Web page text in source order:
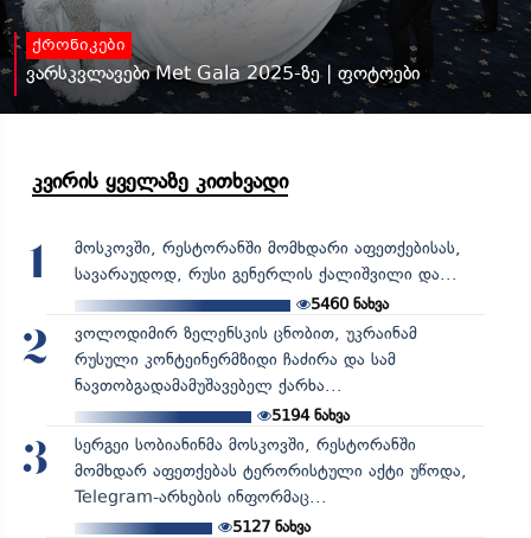
ქრონიკები
ვარსკვლავები Met Gala 2025-ზე | ფოტოები
კვირის ყველაზე კითხვადი
1
მოსკოვში, რესტორანში მომხდარი აფეთქებისას,
სავარაუდოდ, რუსი გენერლის ქალიშვილი და...
5460ნახვა
2
ვოლოდიმირ ზელენსკის ცნობით, უკრაინამ
რუსული კონტეინერმზიდი ჩაძირა და სამ
ნავთობგადამამუშავებელ ქარხა...
5194ნახვა
3
სერგეი სობიანინმა მოსკოვში, რესტორანში
მომხდარ აფეთქებას ტერორისტული აქტი უწოდა,
Telegram-არხების ინფორმაც...
5127ნახვა